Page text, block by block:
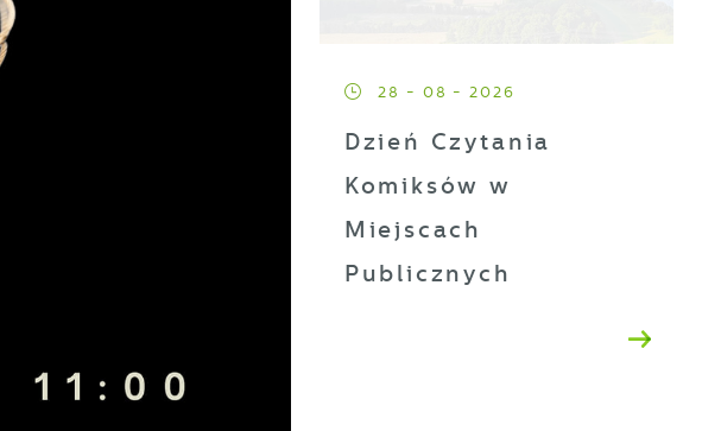
28 - 08 - 2026
Dzień Czytania
Komiksów w
Miejscach
Publicznych
ustawienia
momencie